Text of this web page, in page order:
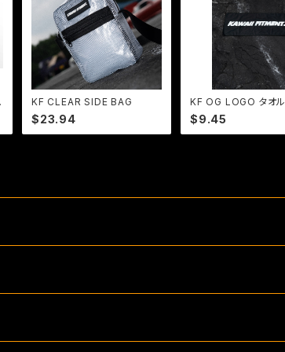
KF CLEAR SIDE BAG
$23.94
KF OG LOGO タオル
$9.45